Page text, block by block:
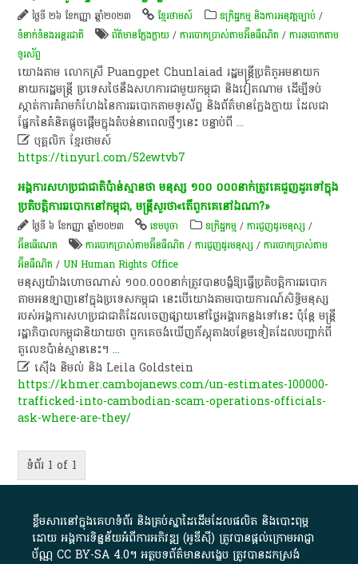
ថ្ងៃទី ២៦ ខែកញ្ញា ឆ្នាំ២០២៣ ខ្មែរថាមស៍ ឧក្រិដ្ឋកម្ម និងការអនុវត្តច្បាប់ /
ទំនាក់ទំនងអន្តរជាតិ
ព័ត៌មានក្លែងក្លាយ /ការបោកប្រាស់តាមអ៊ីនធឺណិត /ការ​ឆបោក​តាម​
ទូរស័ព្ទ
យោង​តាម​ លោកស្រី​ Puangpet​ Chunlaiad​ រដ្ឋមន្ត្រី​ប្រតិភូ​អម​នាយក​
នាយក​រដ្ឋមន្ត្រី​ ប្រទេស​ថៃ​នឹង​សហការ​ជាមួយ​កម្ពុជា​ និង​វៀតណាម​ ដើម្បី​ទប់
ស្កាត់​ការ​គំរាមកំហែង​នៃ​ការ​ឆបោក​តាម​ទូរស័ព្ទ​ និង​ព័ត៌មាន​ក្លែងក្លាយ​ ដែល​ជា​
ផ្នែក​នៃ​គំនិត​ផ្តួចផ្តើម​ក្នុង​តំបន់​នា​ពេល​ថ្មីៗ​នេះ​ បន្ទាប់​ពី...
 បុគ្គលិក​ ខ្មែរ​ថា​ម​ស៍​
https://tinyurl.com/52ewtvb7
អង្គការសហប្រជាជាតិប៉ាន់ស្មានថា មនុស្ស ១០០ ០០០នាក់ត្រូវគេជួញដូរទៅក្នុង
ប្រតិបត្តិការឆបោកនៅកម្ពុជា, មន្ត្រីសួរថា«តើពួកគេនៅឯណា?»
ថ្ងៃទី ៦ ខែកញ្ញា ឆ្នាំ២០២៣ ខេ​ម​បូ​ចា ឧក្រិដ្ឋកម្ម /ការជួញដូរមនុស្ស /
អ៊ីនធើណេត
ការបោកប្រាស់តាមអ៊ីនធឺណិត /ការជួញដូរមនុស្ស /ការបោកប្រាស់តាម
អ៊ីនធឺណិត /UN Human Rights Office
មនុស្សយ៉ាងហោចណាស់ ១០០.០០០នាក់​ត្រូវបាន​បង្ខំ​ឱ្យធ្វើប្រតិបត្តិការឆបោក
តាម​អនឡាញ​​​នៅក្នុង​ប្រទេស​កម្ពុជា នេះបើយោងតាម​របាយការណ៍​សិទ្ធិមនុស្ស​
របស់​អង្គការ​សហប្រជាជាតិ​ដែល​ចេញ​ផ្សាយ​នៅ​ថ្ងៃអង្គារ​កន្លង​ទៅនេះ ប៉ុន្តែ មន្ត្រី
រដ្ឋាភិបាល​កម្ពុជា​និយាយថា ពួកគេ​ចង់​ឃើញភ័ស្តុតាង​បន្ថែម​ទៀត​ដែលបញ្ជាក់ពី
តួលេខ​ប៉ាន់ស្មាននេះ។...
 ស៊ើង និមល់ និង Leila Goldstein
https://khmer.cambojanews.com/un-estimates-100000-
trafficked-into-cambodian-scam-operations-officials-
ask-where-are-they/
ទំព័រ 1 of 1
ខ្លឹមសារ​នៅ​ក្នុង​គេហទំព័រ និង​គ្រប់​ស្នា​ដៃ​ដើម​ដែល​ផលិត​ និង​បោះពុម្ព​
ដោយ​ អង្គការ​ទិន្នន័យ​អំពី​ការអភិវឌ្ឍ​​ (អូ​ឌី​ស៊ី)​ ត្រូវ​បាន​ផ្តល់​ក្រោម​អាជ្ញា
ប័ណ្ណ​CC BY-SA 4.0។​ អត្ថបទ​ព័ត៌មាន​សង្ខេប​ ត្រូវ​បាន​ដកស្រង់​